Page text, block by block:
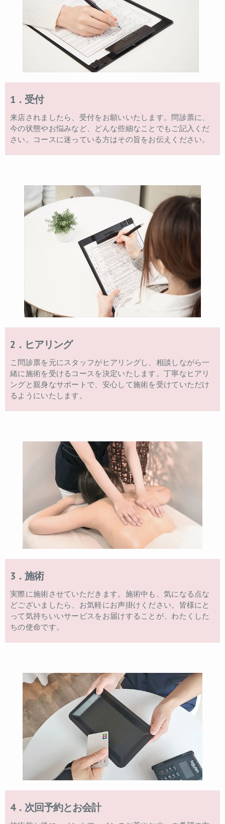
1．受付
来店されましたら、受付をお願いいたします。問診票に、
今の状態やお悩みなど、どんな些細なことでもご記入くだ
さい。コースに迷っている方はその旨をお伝えください。
2．ヒアリング
こ問診票を元にスタッフがヒアリングし、相談しながら一
緒に施術を受けるコースを決定いたします。丁寧なヒアリ
ングと親身なサポートで、安心して施術を受けていただけ
るようにいたします。
3．施術
実際に施術させていただきます。施術中も、気になる点な
どございましたら、お気軽にお声掛けください。皆様にと
って気持ちいいサービスをお届けすることが、わたくした
ちの使命です。
4．次回予約とお会計